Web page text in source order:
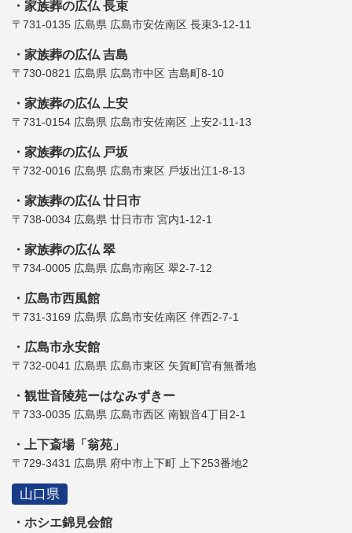
家族葬の広仏 長束
〒731-0135 広島県 広島市安佐南区 長束3-12-11
家族葬の広仏 吉島
〒730-0821 広島県 広島市中区 吉島町8-10
家族葬の広仏 上安
〒731-0154 広島県 広島市安佐南区 上安2-11-13
家族葬の広仏 戸坂
〒732-0016 広島県 広島市東区 ⼾坂出江1-8-13
家族葬の広仏 廿日市
〒738-0034 広島県 廿⽇市市 宮内1-12-1
家族葬の広仏 翠
〒734-0005 広島県 広島市南区 翠2-7-12
広島市西風館
〒731-3169 広島県 広島市安佐南区 伴⻄2-7-1
広島市永安館
〒732-0041 広島県 広島市東区 矢賀町官有無番地
観世音陵苑ーはなみずきー
〒733-0035 広島県 広島市西区 南観音4丁目2-1
上下斎場「翁苑」
〒729-3431 広島県 府中市上下町 上下253番地2
山口県
ホシエ錦見会館